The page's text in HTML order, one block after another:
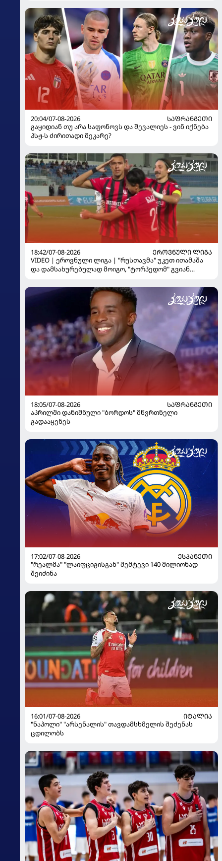
ყოფილმა მეკარემ
20:04/07-08-2026
ᲡᲐᲤᲠᲐᲜᲒᲔᲗᲘ
გაყიდიან თუ არა საფონოვს და შევალიეს - ვინ იქნება
პსჟ-ს ძირითადი მეკარე?
18:42/07-08-2026
ᲔᲠᲝᲕᲜᲣᲚᲘ ᲚᲘᲒᲐ
VIDEO | ეროვნული ლიგა | "რუსთავმა" უკეთ ითამაშა
და დამსახურებულად მოიგო, "ტორპედომ" გვიან
18:05/07-08-2026
ᲡᲐᲤᲠᲐᲜᲒᲔᲗᲘ
აპრილში დანიშნული "ბორდოს" მწვრთნელი
გადააყენეს
17:02/07-08-2026
ᲔᲡᲞᲐᲜᲔᲗᲘ
"რეალმა" "ლაიფციგისგან" შემტევი 140 მილიონად
შეიძინა
16:01/07-08-2026
ᲘᲢᲐᲚᲘᲐ
"ნაპოლი" "არსენალის" თავდამსხმელის შეძენას
ცდილობს